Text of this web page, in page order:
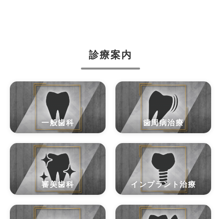
診療案内
一般歯科 歯周病治療
審美歯科 インプラント治療